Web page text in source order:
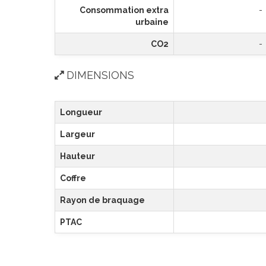
Consommation extra
urbaine
-
CO2 -
DIMENSIONS
Longueur
Largeur
Hauteur
Coffre
Rayon de braquage
PTAC